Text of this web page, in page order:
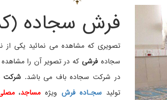
فرش سجاده (کد
تصویری که مشاهده می نمائید یکی
سجاده فرشی که در تصویر آن را
در شرکت سجاده باف می باشد. شرکت
تولید سجـاده فرش ویژهمساجد،